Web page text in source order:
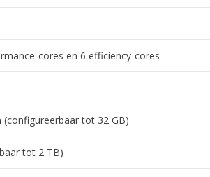
cores en 6 efficiency-cores
(configureerbaar tot 32 GB)
tot 2 TB)